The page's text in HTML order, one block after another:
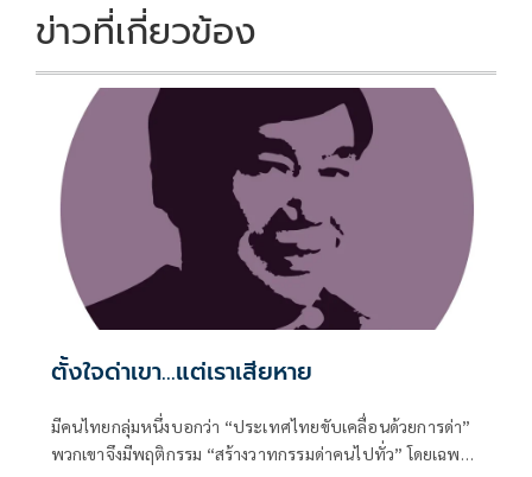
ข่าวที่เกี่ยวข้อง
ตั้งใจด่าเขา...แต่เราเสียหาย
มีคนไทยกลุ่มหนึ่งบอกว่า “ประเทศไทยขับเคลื่อนด้วยการด่า”
พวกเขาจึงมีพฤติกรรม “สร้างวาทกรรมด่าคนไปทั่ว” โดยเฉพาะ